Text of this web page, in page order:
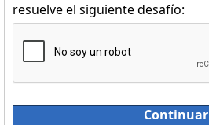
resuelve el siguiente desafío:
Continuar